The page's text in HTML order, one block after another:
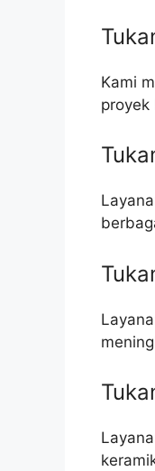
Kami
proyek